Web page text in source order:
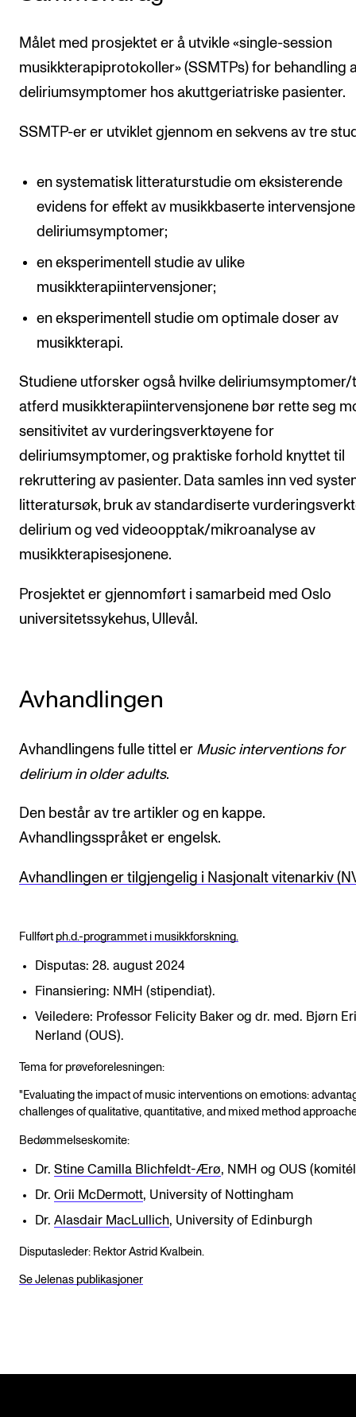
Målet med prosjektet er å utvikle «single-session
musikkterapiprotokoller» (SSMTPs) for behandling
deliriumsymptomer hos akuttgeriatriske pasienter.
SSMTP-er er utviklet gjennom en sekvens av tre
en systematisk litteraturstudie om eksisterende
evidens for effekt av musikkbaserte
delirium­symptomer;
en eksperimentell studie av ulike
musikkterapiintervensjoner;
en eksperimentell studie om optimale doser av
musikkterapi.
Studiene utforsker også hvilke
atferd musikkterapiintervensjonene bør rette seg
sensitivitet av vurderingsverktøyene for
deliriumsymptomer, og praktiske forhold knyttet til
rekruttering av pasienter. Data samles inn ved
litteratursøk, bruk av standardiserte
delirium og ved videoopptak/mikroanalyse av
musikkterapisesjonene.
Prosjektet er gjennomført i samarbeid med Oslo
universitetssykehus, Ullevål.
Avhandlingen
Avhandlingens fulle tittel er Music interventions for
delirium in older adults.
Den består av tre artikler og en kappe.
Avhandlingsspråket er engelsk.
Avhandlingen er tilgjengelig i Nasjonalt vitenarkiv
Fullført ph.d.-programmet i musikkforskning.
Disputas: 28. august 2024
Finansiering: NMH (stipendiat).
Veiledere: Professor Felicity Baker og dr. med. Bjørn
Nerland (OUS).
Tema for prøveforelesningen:
"Evaluating the impact of music interventions on emotions:
challenges of qualitative, quantitative, and mixed method
Bedømmelseskomite:
Dr. Stine Camilla Blichfeldt-Ærø, NMH og OUS
Dr. Orii McDermott, University of Nottingham
Dr. Alasdair MacLullich, University of Edinburgh
Disputasleder: Rektor Astrid Kvalbein.
Se Jelenas publikasjoner